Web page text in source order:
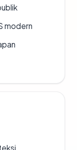
modern